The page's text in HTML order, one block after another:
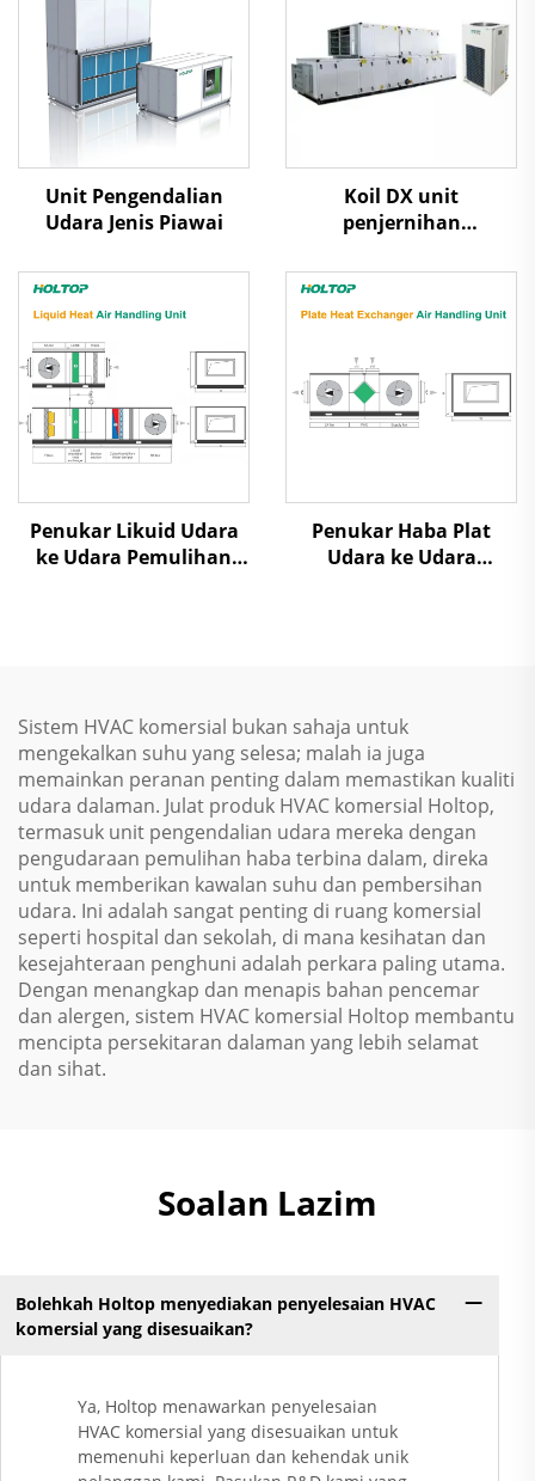
Unit Pengendalian
Udara Jenis Piawai
Koil DX unit
penjernihan
Penukar Likuid Udara
ke Udara Pemulihan
Penukar Haba Plat
Udara ke Udara
Sistem HVAC komersial bukan sahaja untuk
mengekalkan suhu yang selesa; malah ia juga
memainkan peranan penting dalam memastikan kualiti
udara dalaman. Julat produk HVAC komersial Holtop,
termasuk unit pengendalian udara mereka dengan
pengudaraan pemulihan haba terbina dalam, direka
untuk memberikan kawalan suhu dan pembersihan
udara. Ini adalah sangat penting di ruang komersial
seperti hospital dan sekolah, di mana kesihatan dan
kesejahteraan penghuni adalah perkara paling utama.
Dengan menangkap dan menapis bahan pencemar
dan alergen, sistem HVAC komersial Holtop membantu
mencipta persekitaran dalaman yang lebih selamat
dan sihat.
Soalan Lazim
Bolehkah Holtop menyediakan penyelesaian HVAC
komersial yang disesuaikan?
Ya, Holtop menawarkan penyelesaian
HVAC komersial yang disesuaikan untuk
memenuhi keperluan dan kehendak unik